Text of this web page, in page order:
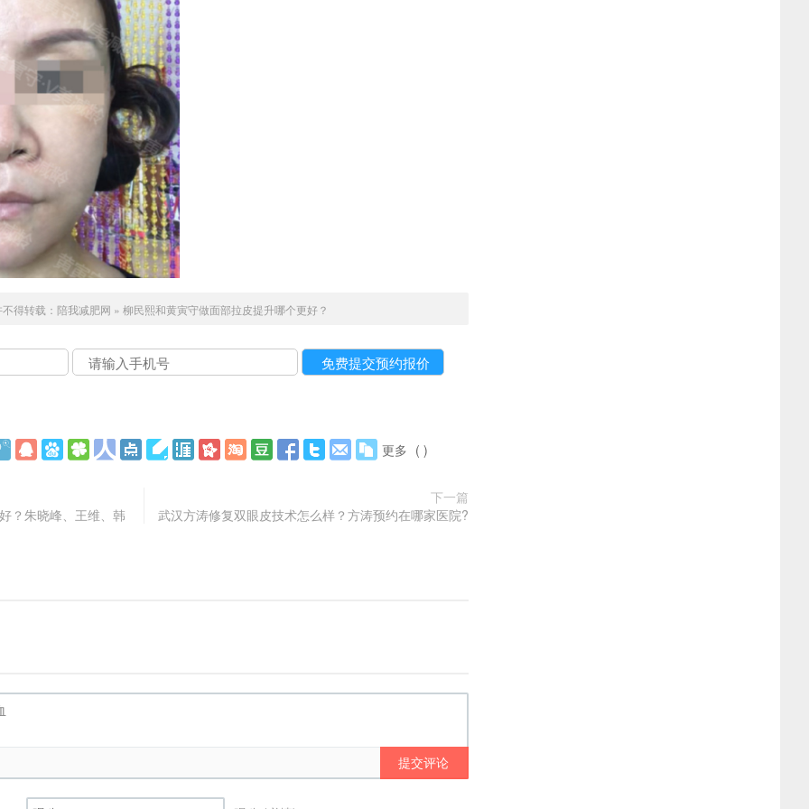
得转载： 陪我减肥网 » 柳民熙和黄寅守做面部拉皮提升哪个更好？
更多 ( )
？朱晓峰、王维、韩
下一篇
武汉方涛修复双眼皮技术怎么样？方涛预约在哪家医院?
提交评论